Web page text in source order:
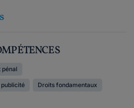
pénal
publicité Droits fondamentaux